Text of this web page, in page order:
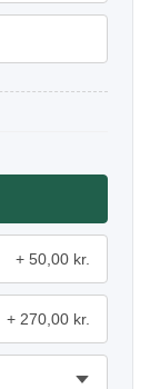
50,00 kr.
270,00 kr.